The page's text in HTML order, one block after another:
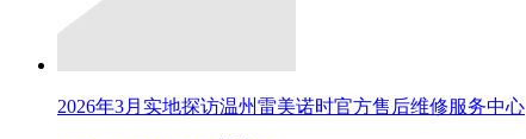
2026年3月实地探访温州雷美诺时官方售后维修服务中心